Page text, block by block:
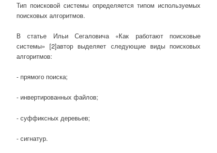
Тип поисковой системы определяется типом используемых
поисковых алгоритмов.
В статье Ильи Сегаловича «Как работают поисковые
системы» [2]автор выделяет следующие виды поисковых
алгоритмов:
- прямого поиска;
- инвертированных файлов;
- суффиксных деревьев;
- сигнатур.